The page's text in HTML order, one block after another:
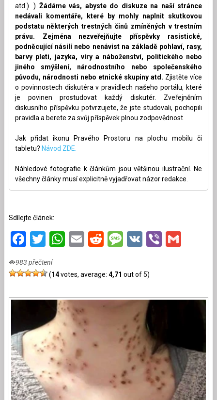
atd.). ) Žádáme vás, abyste do diskuze na naší stránce
nedávali komentáře, které by mohly naplnit skutkovou
podstatu některých trestných činů zmíněných v trestním
právu. Zejména nezveřejňujte příspěvky rasistické,
podněcující násilí nebo nenávist na základě pohlaví, rasy,
barvy pleti, jazyka, víry a náboženství, politického nebo
jiného smýšlení, národnostního nebo společenského
původu, národnosti nebo etnické skupiny atd. Zjistěte více
o povinnostech diskutéra v pravidlech našeho portálu, které
je povinen prostudovat každý diskutér. Zveřejněním
diskusního příspěvku potvrzujete, že jste studovali, pochopili
pravidla a berete za svůj příspěvek plnou zodpovědnost.
Jak přidat ikonu Pravého Prostoru na plochu mobilu či
tabletu? Návod ZDE.
Náhledové fotografie k článkům jsou většinou ilustrační. Ne
všechny články musí explicitně vyjadřovat názor redakce.
Sdílejte článek:
Facebook
Twitter
WhatsApp
EmailRedditMessage
VKViber
983 přečtení
(14votes, average: 4,71 out of 5)